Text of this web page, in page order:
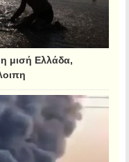
μισή Ελλάδα,